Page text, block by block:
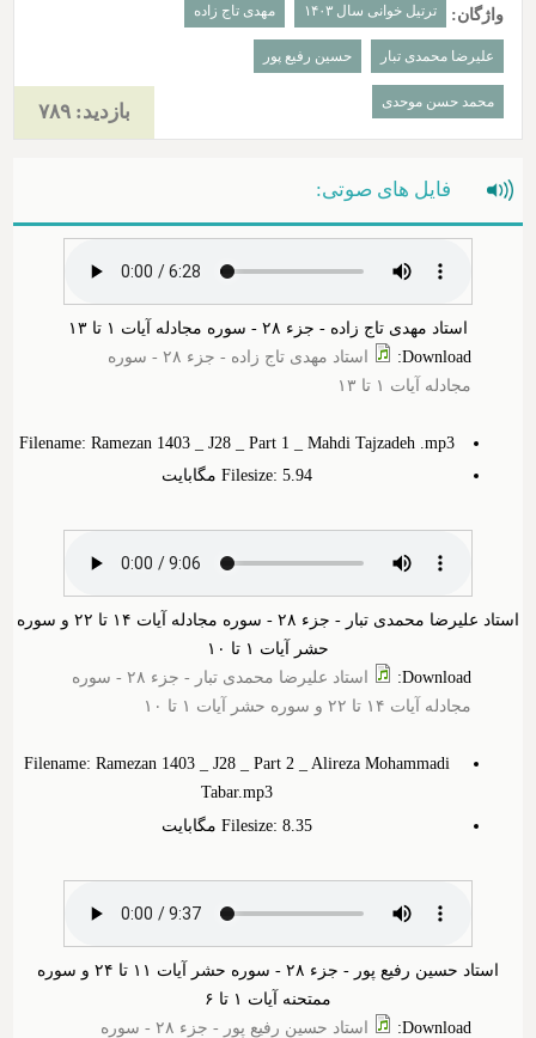
واژگان: ترتیل خوانی سال ۱۴۰۳ مهدی تاج زاده
علیرضا محمدی تبار حسین رفیع پور
محمد حسن موحدی بازدید: ۷۸۹
فایل های صوتی:
استاد مهدی تاج زاده - جزء ۲۸ - سوره مجادله آیات ۱ تا ۱۳
Download
:
استاد مهدی تاج زاده - جزء ۲۸ - سوره
مجادله آیات ۱ تا ۱۳
Filename: Ramezan 1403 _ J28 _ Part 1 _ Mahdi Tajzadeh .mp3
Filesize: 5.‎94 مگابایت
استاد علیرضا محمدی تبار - جزء ۲۸ - سوره مجادله آیات ۱۴ تا ۲۲ و سوره
حشر آیات ۱ تا ۱۰
Download
:
استاد علیرضا محمدی تبار - جزء ۲۸ - سوره
مجادله آیات ۱۴ تا ۲۲ و سوره حشر آیات ۱ تا ۱۰
Filename: Ramezan 1403 _ J28 _ Part 2 _ Alireza Mohammadi
Tabar.mp3
Filesize: 8.‎35 مگابایت
استاد حسین رفیع پور - جزء ۲۸ - سوره حشر آیات ۱۱ تا ۲۴ و سوره
ممتحنه آیات ۱ تا ۶
Download
:
استاد حسین رفیع پور - جزء ۲۸ - سوره